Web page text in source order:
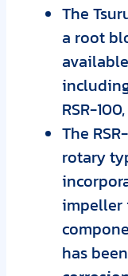
The
a root
including
RSR-
The
rotary
impeller
has